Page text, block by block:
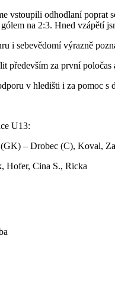
vstoupili odhodlaní poprat
na 2:3. Hned vzápětí
i sebevědomí výrazně
především za první
v hledišti i za pomoc s
U13:
– Drobec (C), Koval,
Hofer, Cina S., Ricka